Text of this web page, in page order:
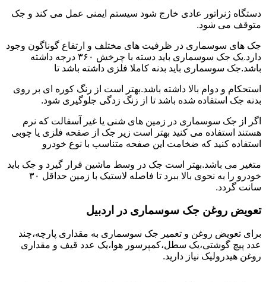
دستگاه ژنراتور عادی خارج شود سیستم ایمنی عمل می کند و جک
متوقف می شود.
جک های سوسماری در ظرفیت های مختلف و ارتفاع گوناگون وجود
دارد.یک جک سوسماری باید دسته با چرخش ۳۶۰ درجه داشته
باشد.جک سوسماری باید بدنه کاملا فلزی داشته باشد تا
استحکام و دوام بالا داشته باشد.بهتر است از رنگ کوره ای بر روی
بدنه جک استفاده شده باشد تا از زنگ زدگی جلوگیری شود.
اگر از جک سوسماری در زمین های شنی یا غیر آسفالت که نرم
هستند استفاده می کنید بهتر است زیر جک از صفحه فلزی یا چوبی
استفاده کنید که ضخامت این صفحه متناسب با نوع خودرو
متغیر می باشد.بهتر است جک در وسط ماشین قرار گیرد و جک باید
خودرو را به نحوی بالا ببرد تا فاصله لاستیک با زمین حداقل ۳۰
سانت گردد.
تعویض روغن جک سوسماری در اردبیل
برای تعویض روغن و تعمیر جک سوسماری به مقداری پارچه،چند
عدد پیچ گوشتی،یک سطل،کمپرسور هوا،یک عدد قیف و مقداری
روغن هیدرولیک نیاز دارید.